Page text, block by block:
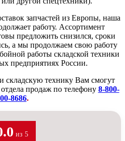
запчастей из Европы, наша
работу. Ассортимент
предложить снизился, сроки
а мы продолжаем свою работу
работы складской техники
предприятиях России.
складскую технику Вам смогут
продаж по телефону 8-800-
8686.
из 5